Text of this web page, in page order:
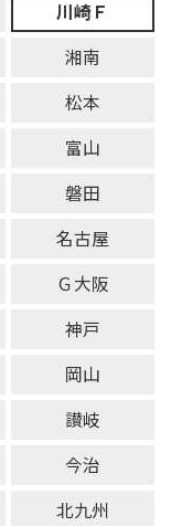
川崎Ｆ
湘南
松本
富山
磐田
名古屋
Ｇ大阪
神戸
岡山
讃岐
今治
北九州